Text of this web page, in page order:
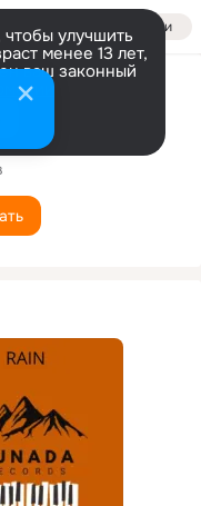
Войти
улучшить
менее 13 лет,
ваш законный